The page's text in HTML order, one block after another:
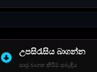
උපසිරැසිය බාගන්න
සෘජු බාගත කිරීම් සබැඳිය